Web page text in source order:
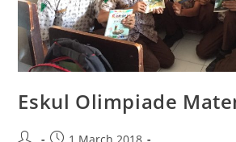
Eskul Olimpiade